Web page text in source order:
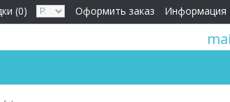
Информация
Оформить заказ
(0)